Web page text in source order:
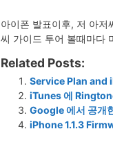
아이폰 발표이후, 저 아저
씨 가이드 투어 볼때마다
Related Posts:
Service Plan and
iTunes 에
Google 에서 공개
iPhone 1.1.3